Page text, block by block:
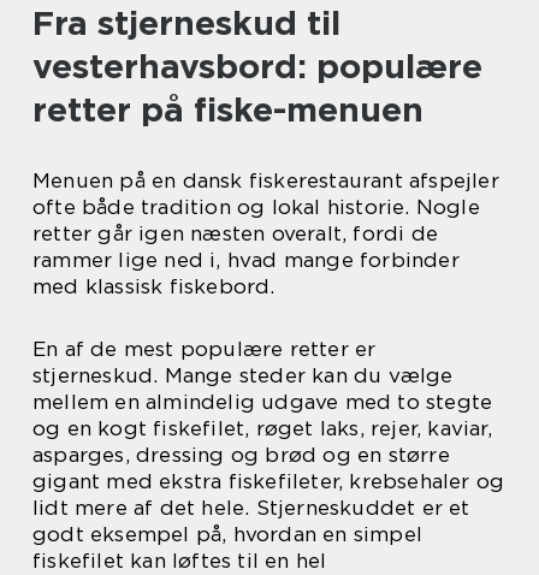
Fra stjerneskud til
vesterhavsbord: populære
retter på fiske-menuen
Menuen på en dansk fiskerestaurant afspejler
ofte både tradition og lokal historie. Nogle
retter går igen næsten overalt, fordi de
rammer lige ned i, hvad mange forbinder
med klassisk fiskebord.
En af de mest populære retter er
stjerneskud. Mange steder kan du vælge
mellem en almindelig udgave med to stegte
og en kogt fiskefilet, røget laks, rejer, kaviar,
asparges, dressing og brød og en større
gigant med ekstra fiskefileter, krebsehaler og
lidt mere af det hele. Stjerneskuddet er et
godt eksempel på, hvordan en simpel
fiskefilet kan løftes til en hel